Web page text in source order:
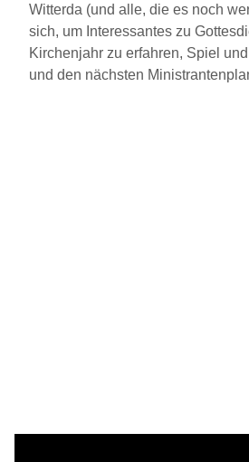
Witterda (und alle, die es noch
sich, um Interessantes zu
Kirchenjahr zu erfahren, Spiel
und den nächsten